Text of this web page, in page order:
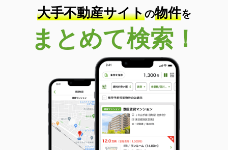
間取り
2LDK
香川県高松市浜ノ町
価 格
2,849万円
香川県高松市浜ノ町
75.08m²
間取り
3LDK
大手不動産サイトの物件を
まとめて検索！